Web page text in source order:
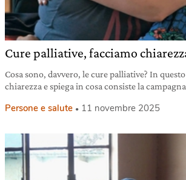
Cure palliative, facciamo
Cosa sono, davvero, le cure palliative? In
chiarezza e spiega in cosa consiste la
Persone e salute 11 novembre 2025